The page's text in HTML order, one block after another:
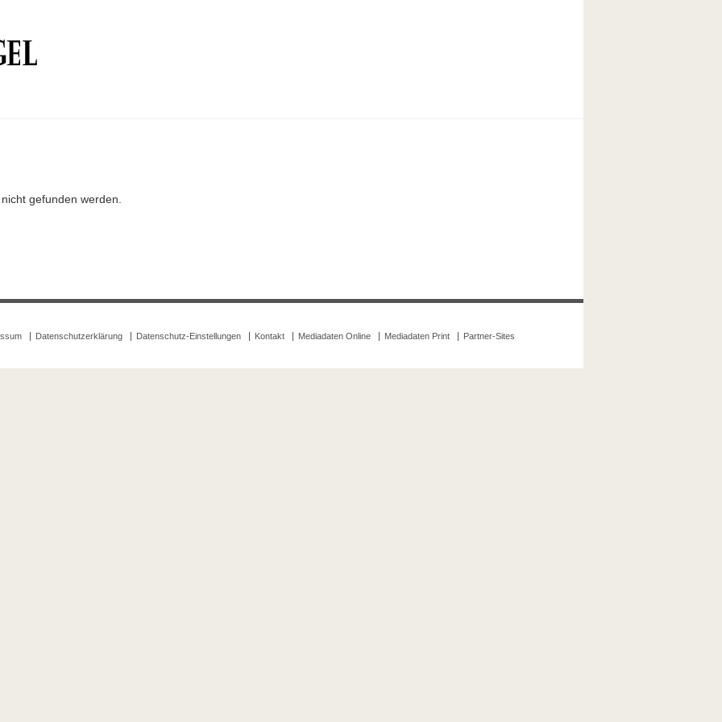
gefunden werden.
Datenschutzerklärung Datenschutz-Einstellungen Kontakt Mediadaten Online Mediadaten Print Partner-Sites